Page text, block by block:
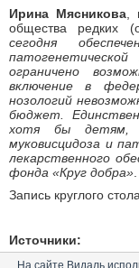
Ирина Мясникова
общества редких
сегодня
ограничено
включение в
нозологий
бюджет.
хотя бы детям,
муковисцидоза и
лекарственного
фонда «Круг добра»
Запись круглого
Источники:
На сайте Видаль